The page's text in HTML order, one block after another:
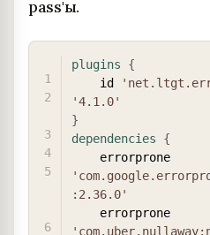
pass'ы.
plugins
{
    id
'4.1.0'
}
dependencies
{
:2.36.0'